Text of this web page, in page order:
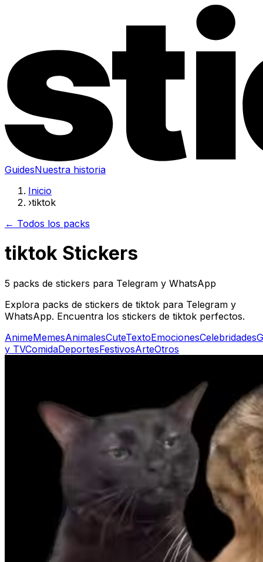
GuidesNuestra historia
Inicio
›tiktok
← Todos los packs
tiktok Stickers
5 packs de stickers para Telegram y WhatsApp
Explora packs de stickers de tiktok para Telegram y
WhatsApp. Encuentra los stickers de tiktok perfectos.
AnimeMemesAnimalesCuteTextoEmocionesCelebridades
y TVComidaDeportesFestivosArteOtros